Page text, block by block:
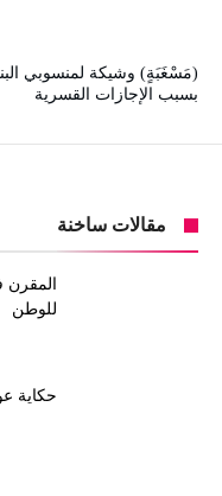
(مَسْغَبَةٍ) وشيكة لمنسوبي
بسبب الإجازات القسرية
مقالات ساخنة
المقرن
للوطن
حكاية